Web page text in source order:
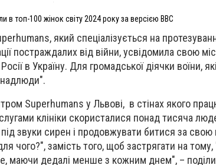
в топ-100 жінок світу 2024 року за версією ВВС
який спеціалізується на
постраждалих від війни, усвідомила свою
в Україну. Для громадської діячки воїни,
Superhumans у Львові, в стінах якого
клініки скористалися понад тисяча
звуки сирен і продовжувати битися за свою
чого?", замість того, щоб застрягати на
маючи дедалі менше з кожним днем", –